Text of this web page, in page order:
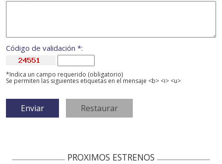
Código de validación *:
*Indica un campo requerido (obligatorio)
Se permiten las siguientes etiquetas en el mensaje <b> <i> <u>
PROXIMOS ESTRENOS